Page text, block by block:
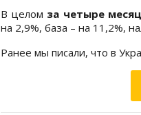
В целом за четыре
на 2,9%, база – на 11,2%,
Ранее мы писали, что в